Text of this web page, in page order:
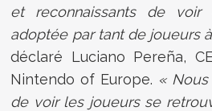
et reconnaissants de
adoptée par tant de joueurs à
déclaré Luciano Pereña,
Nintendo of Europe. «
de voir les joueurs se